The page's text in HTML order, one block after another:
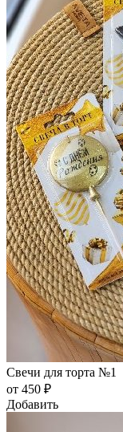
Свечи для торта №1
от 450 ₽
Добавить